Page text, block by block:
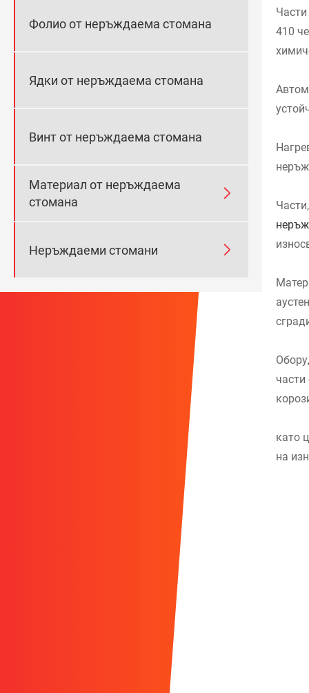
Фолио от неръждаема стомана
Ядки от неръждаема стомана
Винт от неръждаема стомана
Материал от неръждаема
стомана

Неръждаеми стомани 
410
части
като
на